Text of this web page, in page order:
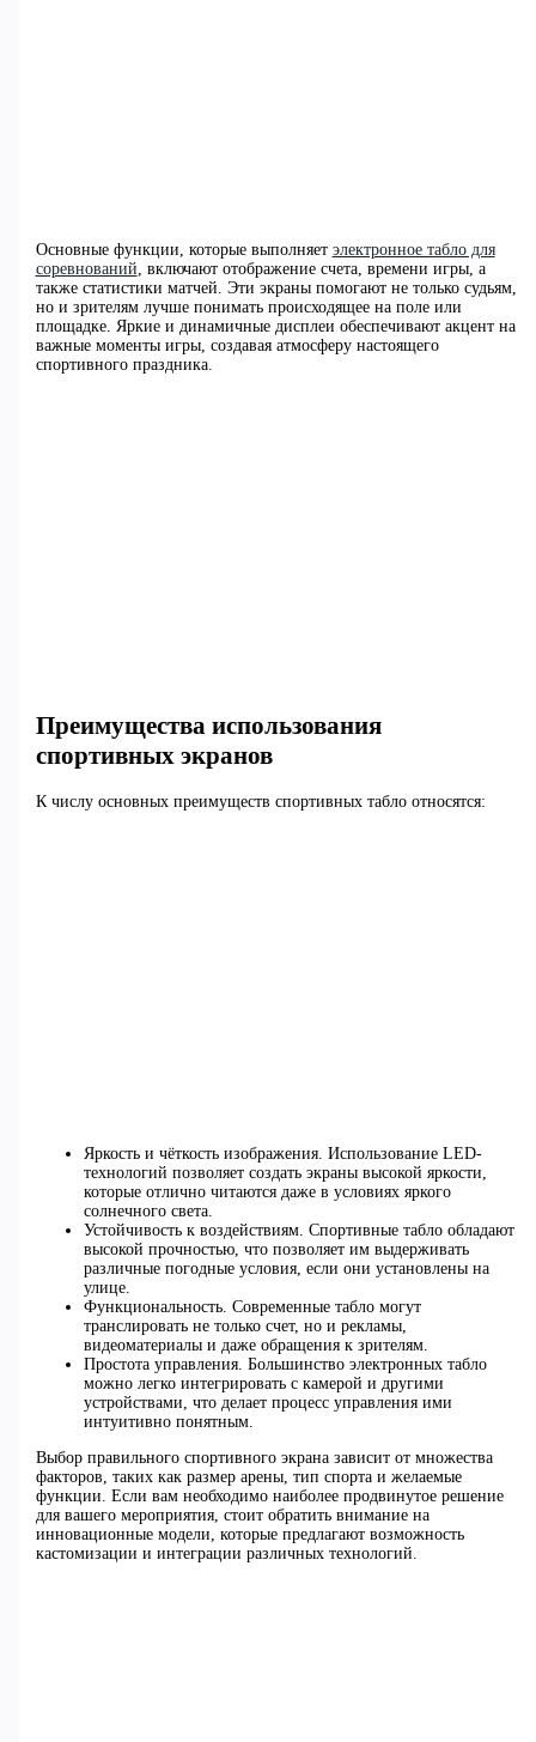
Основные функции, которые выполняет электронное табло для
соревнований , включают отображение счета, времени игры, а
также статистики матчей. Эти экраны помогают не только судьям,
но и зрителям лучше понимать происходящее на поле или
площадке. Яркие и динамичные дисплеи обеспечивают акцент на
важные моменты игры, создавая атмосферу настоящего
спортивного праздника.
Преимущества использования
спортивных экранов
К числу основных преимуществ спортивных табло относятся:
Яркость и чёткость изображения. Использование LED-
технологий позволяет создать экраны высокой яркости,
которые отлично читаются даже в условиях яркого
солнечного света.
Устойчивость к воздействиям. Спортивные табло обладают
высокой прочностью, что позволяет им выдерживать
различные погодные условия, если они установлены на
улице.
Функциональность. Современные табло могут
транслировать не только счет, но и рекламы,
видеоматериалы и даже обращения к зрителям.
Простота управления. Большинство электронных табло
можно легко интегрировать с камерой и другими
устройствами, что делает процесс управления ими
интуитивно понятным.
Выбор правильного спортивного экрана зависит от множества
факторов, таких как размер арены, тип спорта и желаемые
функции. Если вам необходимо наиболее продвинутое решение
для вашего мероприятия, стоит обратить внимание на
инновационные модели, которые предлагают возможность
кастомизации и интеграции различных технологий.